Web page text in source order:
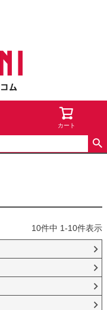
カート
10件中 1-10件表示